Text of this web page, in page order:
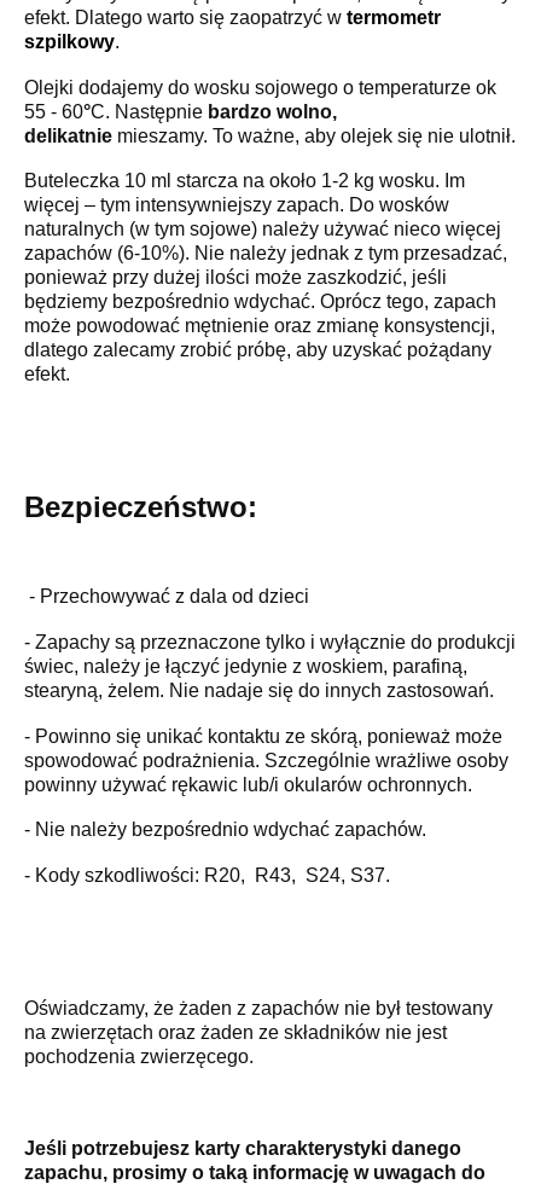
efekt. Dlatego warto się zaopatrzyć w termometr
szpilkowy.
Olejki dodajemy do wosku sojowego o temperaturze ok
55 - 60°C. Następnie bardzo wolno,
delikatnie mieszamy. To ważne, aby olejek się nie ulotnił.
Buteleczka 10 ml starcza na około 1-2 kg wosku. Im
więcej – tym intensywniejszy zapach. Do wosków
naturalnych (w tym sojowe) należy używać nieco więcej
zapachów (6-10%). Nie należy jednak z tym przesadzać,
ponieważ przy dużej ilości może zaszkodzić, jeśli
będziemy bezpośrednio wdychać. Oprócz tego, zapach
może powodować mętnienie oraz zmianę konsystencji,
dlatego zalecamy zrobić próbę, aby uzyskać pożądany
efekt.
Bezpieczeństwo:
- Przechowywać z dala od dzieci
- Zapachy są przeznaczone tylko i wyłącznie do produkcji
świec, należy je łączyć jedynie z woskiem, parafiną,
stearyną, żelem. Nie nadaje się do innych zastosowań.
- Powinno się unikać kontaktu ze skórą, ponieważ może
spowodować podrażnienia. Szczególnie wrażliwe osoby
powinny używać rękawic lub/i okularów ochronnych.
- Nie należy bezpośrednio wdychać zapachów.
- Kody szkodliwości: R20, R43, S24, S37.
Oświadczamy, że żaden z zapachów nie był testowany
na zwierzętach oraz żaden ze składników nie jest
pochodzenia zwierzęcego.
Jeśli potrzebujesz karty charakterystyki danego
zapachu, prosimy o taką informację w uwagach do